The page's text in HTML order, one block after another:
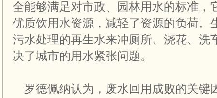
全能够满足对市政、园林用水的标准，
优质饮用水资源，减轻了资源的负荷。
污水处理的再生水来冲厕所、浇花、洗
决了城市的用水紧张问题。
罗德佩纳认为，废水回用成败的关键